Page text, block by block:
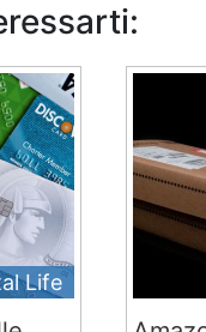
Life